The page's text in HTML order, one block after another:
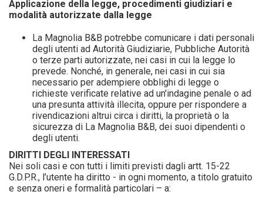
Applicazione della legge, procedimenti giudiziari e
modalità autorizzate dalla legge
La Magnolia B&B potrebbe comunicare i dati personali
degli utenti ad Autorità Giudiziarie, Pubbliche Autorità
o terze parti autorizzate, nei casi in cui la legge lo
prevede. Nonché, in generale, nei casi in cui sia
necessario per adempiere obblighi di legge o
richieste verificate relative ad un'indagine penale o ad
una presunta attività illecita, oppure per rispondere a
rivendicazioni altrui circa i diritti, la proprietà o la
sicurezza di La Magnolia B&B, dei suoi dipendenti o
degli utenti.
DIRITTI DEGLI INTERESSATI
Nei soli casi e con tutti i limiti previsti dagli artt. 15-22
G.D.P.R., l’utente ha diritto - in ogni momento, a titolo gratuito
e senza oneri e formalità particolari – a: